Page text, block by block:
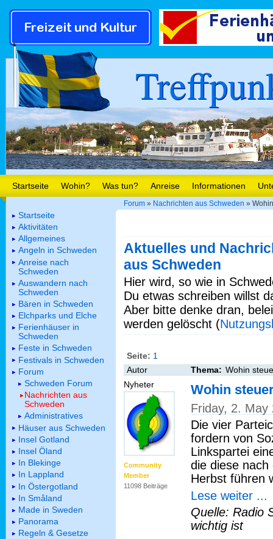
Startseite Wohin? Was tun? Anreise Informationen
Forum » Nachrichten aus Schweden »
Aktuelles und
aus Schweden
Hier wird, so wie in
Du etwas schreiben willst
Aber bitte denke dran,
werden gelöscht (
Seite: 1
Autor
Thema: Wohin
Nyheter
Community
Member
11098 Beiträge
Wohin
Friday, 2. May
Die vier
fordern von
Linkspartei
die diese nach
Herbst führen
Lese weiter ...
Quelle: Radio
wichtig ist
Startseite
Aktivitäten
Allgemeines
Angeln in Schweden
Anreise nach
Schweden
Auswandern nach
Schweden
Bären in Schweden
Elchparks und Elche
Ferienhäuser in
Schweden
Feste in Schweden
Festivals in Schweden
Forum
Schweden Forum
Nachrichten aus
Schweden
Administratives
Häuser aus Schweden
Insel Gotland
Insel Öland
In Blekinge
In Lappland
In Östergotland
In Småland
Made in Sweden
Panorama
Regeln & Gesetze